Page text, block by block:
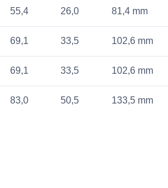
55,4 26,0 81,4 mm
69,1 33,5 102,6 mm
69,1 33,5 102,6 mm
83,0 50,5 133,5 mm